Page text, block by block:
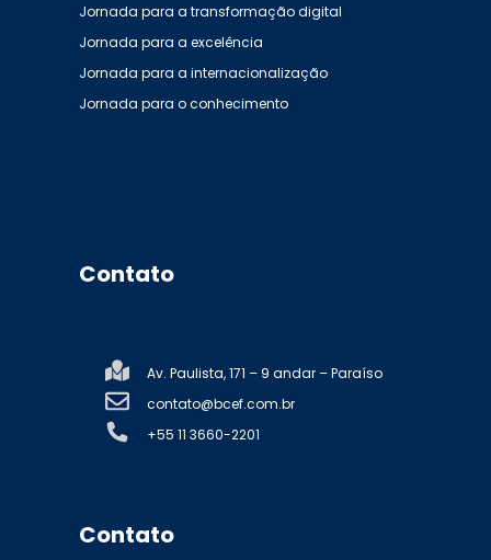
Jornada para a transformação digital
Jornada para a excelência
Jornada para a internacionalização
Jornada para o conhecimento
Contato
Av. Paulista, 171 – 9 andar – Paraíso
contato@bcef.com.br
+55 11 3660-2201
Contato